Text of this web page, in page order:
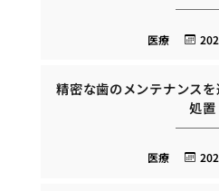
医療
精密な歯のメンテナンス
処置
医療